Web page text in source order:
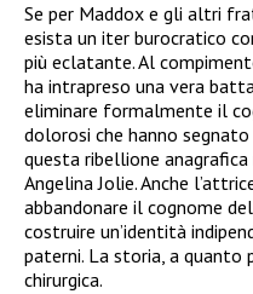
Se per Maddox e gli altri
esista un iter burocratico
più eclatante. Al
ha intrapreso una vera
eliminare formalmente il
dolorosi che hanno
questa ribellione
Angelina Jolie. Anche
abbandonare il cognome
costruire un’identità
paterni. La storia, a quanto
chirurgica.